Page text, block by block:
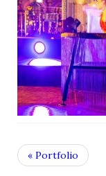
« Portfolio